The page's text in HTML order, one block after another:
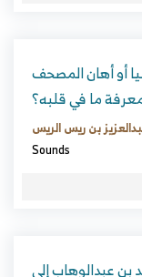
أو أهان المصحف
ما في قلبه؟
بن ريس الريس
Sounds
بن عبدالوهاب إلى